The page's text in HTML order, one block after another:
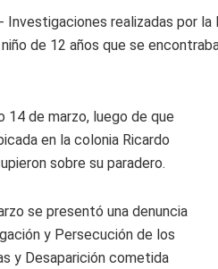
realizadas por la
de 12 años que se
14 de marzo, luego de que
en la colonia Ricardo
sobre su paradero.
se presentó una denuncia
y Persecución de los
y Desaparición cometida